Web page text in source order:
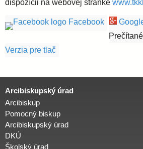
a
r
c
i
d
dispozícii na webovej stránke
Facebook
Verzia pre tlač
Arcibiskupský úrad
Arcibiskup
Pomocný biskup
Arcibiskupský úrad
DKÚ
Školský úrad